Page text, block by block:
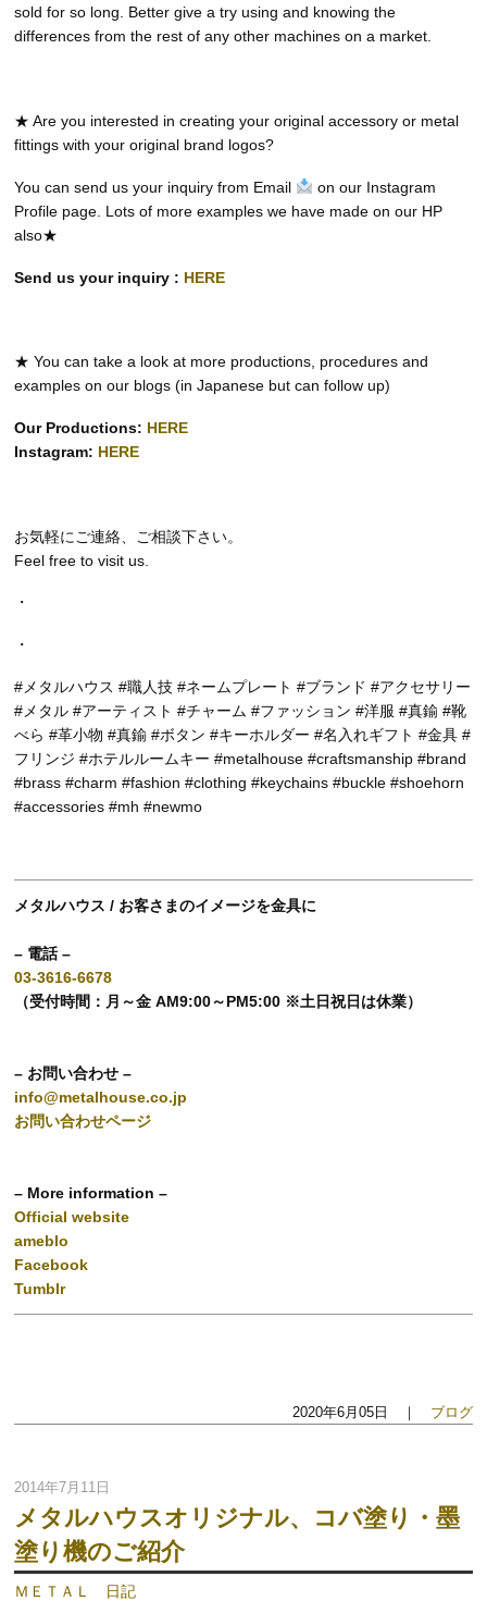
sold for so long. Better give a try using and knowing the
differences from the rest of any other machines on a market.
★ Are you interested in creating your original accessory or metal
fittings with your original brand logos?
You can send us your inquiry from Email
on our Instagram
Profile page. Lots of more examples we have made on our HP
also★
Send us your inquiry : HERE
★ You can take a look at more productions, procedures and
examples on our blogs (in Japanese but can follow up)
Our Productions: HERE
Instagram: HERE
お気軽にご連絡、ご相談下さい。
Feel free to visit us.
・
・
#メタルハウス #職人技 #ネームプレート #ブランド #アクセサリー
#メタル #アーティスト #チャーム #ファッション #洋服 #真鍮 #靴
べら #革小物 #真鍮 #ボタン #キーホルダー #名入れギフト #金具 #
フリンジ #ホテルルームキー #metalhouse #craftsmanship #brand
#brass #charm #fashion #clothing #keychains #buckle #shoehorn
#accessories #mh #newmo
メタルハウス / お客さまのイメージを金具に
– 電話 –
03-3616-6678
（受付時間：月～金 AM9:00～PM5:00 ※土日祝日は休業）
– お問い合わせ –
info@metalhouse.co.jp
お問い合わせページ
– More information –
Official website
ameblo
Facebook
Tumblr
2020年6月05日 ｜ ブログ
2014年7月11日
メタルハウスオリジナル、コバ塗り・墨
塗り機のご紹介
ＭＥＴＡＬ 日記